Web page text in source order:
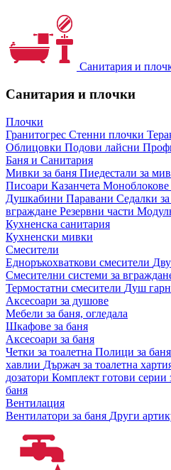
Санитария и
Санитария и плочки
Плочки
Гранитогрес Стенни плочки
Облицовки Подови лайсни
Баня и Санитария
Мивки за баня Пиедестали за
Писоари Казанчета Моноблокове
Душкабини Паравани Седалки за
вграждане Резервни части
Кухненска санитария
Кухненски мивки
Смесители
Едноръкохваткови смесители
Смесителни системи за
Термостатни смесители Душ
Аксесоари за душове
Мебели за баня, огледала
Шкафове за баня
Аксесоари за баня
Четки за тоалетна Полици за баня
хавлии Държач за тоалетна
дозатори Комплект готови серии
баня
Вентилация
Вентилатори за баня Други